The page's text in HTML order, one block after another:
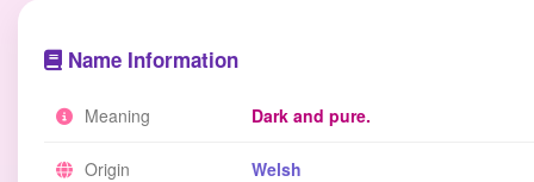
Name Information
Meaning Dark and pure.
Origin Welsh